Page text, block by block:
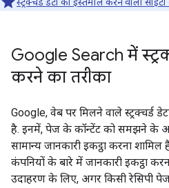
Google Search में
करने का तरीका
Google, वेब पर मिलने वाले स्ट्रक्चर्ड
है. इनमें, पेज के कॉन्टेंट को समझने के
सामान्य जानकारी इकट्ठा करना
कंपनियों के बारे में जानकारी इकट्ठा
उदाहरण के लिए, अगर किसी रेसिपी